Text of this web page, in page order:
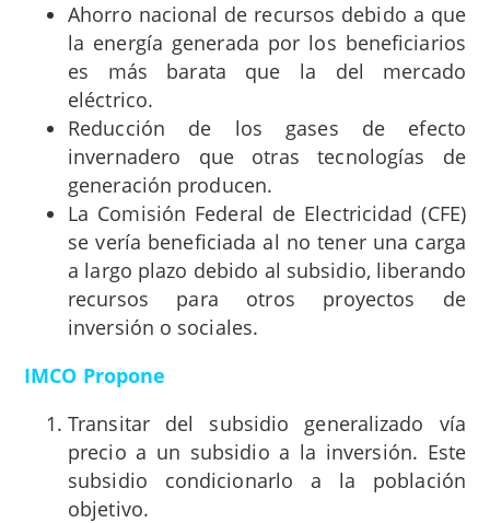
Ahorro nacional de recursos debido a que
la energía generada por los beneficiarios
es más barata que la del mercado
eléctrico.
Reducción de los gases de efecto
invernadero que otras tecnologías de
generación producen.
La Comisión Federal de Electricidad (CFE)
se vería beneficiada al no tener una carga
a largo plazo debido al subsidio, liberando
recursos para otros proyectos de
inversión o sociales.
IMCO Propone
Transitar del subsidio generalizado vía
precio a un subsidio a la inversión. Este
subsidio condicionarlo a la población
objetivo.